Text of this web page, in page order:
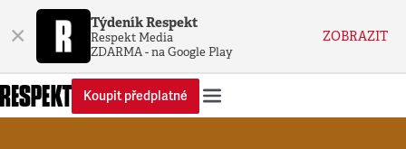
× Týdeník Respekt
Respekt Media
ZDARMA - na Google Play
ZOBRAZIT
Koupit předplatné